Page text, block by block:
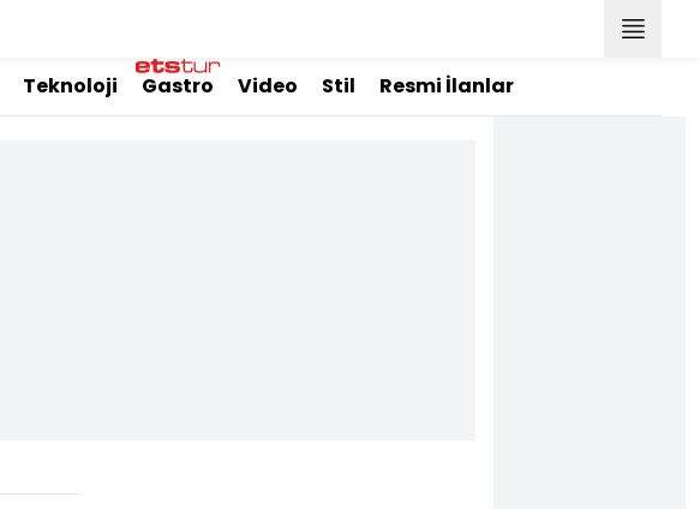
Teknoloji Gastro Video Stil Resmi İlanlar